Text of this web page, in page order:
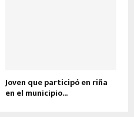
Joven que participó en riña
en el municipio...